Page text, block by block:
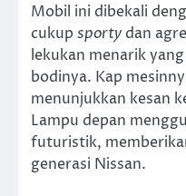
Mobil ini dibekali
cukup sporty dan
lekukan menarik
bodinya. Kap
menunjukkan kesan
Lampu depan
futuristik,
generasi Nissan.